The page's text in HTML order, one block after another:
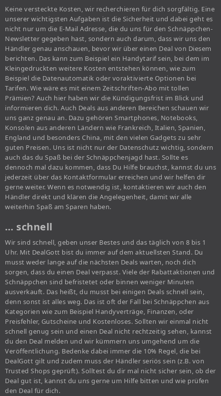
Keine versteckte Kosten, wir recherchieren für dich sorgfältig. Eine
unserer wichtigsten Aufgaben ist die Sicherheit und dabei geht es
nicht nur um die E-Mail Adresse, die du uns für den Schnäppchen-
Newsletter gegeben hast, sondern auch darum, dass wir uns den
Händler genau anschauen, bevor wir über einen Deal von Diesem
berichten. Das kann zum Beispiel ein Handytarif sein, bei dem im
Kleingedruckten weitere Kosten entstehen können, wie zum
Beispiel die Datenautomatik oder voraktivierte Optionen bei
Tarifen. Wie wäre es mit einem Zeitschriften-Abo mit tollen
Prämien? Auch hier haben wir die Kündigungsfrist im Blick und
informieren dich. Auch Deals aus anderen Bereichen schauen wir
uns ganz genau an. Dazu gehören Smartphones, Notebooks,
Konsolen aus anderen Ländern wie Frankreich, Italien, Spanien,
England und besonders China, mit den vielen Gadgets zu sehr
guten Preisen. Uns ist nicht nur der Datenschutz wichtig, sondern
auch das du Spaß bei der Schnäppchenjagd hast. Sollte es
dennoch mal dazu kommen, dass Du Hilfe brauchst, kannst du uns
jederzeit über das Kontaktformular erreichen und wir helfen dir
gerne weiter. Wenn es notwendig ist, kontaktieren wir auch den
Händler direkt und klären die Angelegenheit, damit wir alle
weiterhin Spaß am Sparen haben.
… schnell
Wir sind schnell, geben unser Bestes und das täglich von 8 bis 1
Uhr. Mit DealGott bist du immer auf dem aktuellsten Stand. Du
musst weder lange auf die nächsten Deals warten, noch dich
sorgen, dass du einen Deal verpasst. Viele der Rabattaktionen und
Schnäppchen sind befristetet oder binnen weniger Minuten
ausverkauft. Das heißt, du musst bei einigen Deals schnell sein,
denn sonst ist alles weg. Das ist oft der Fall bei Schnäppchen aus
Kategorien wie zum Beispiel Handyverträge, Finanzen, oder
Preisfehler, Gutscheine und Kostenloses. Sollten wir einmal nicht
schnell genug sein und einen Deal nicht rechtzeitig sehen, kannst
du den Deal melden und wir kümmern uns umgehend um die
Veröffentlichung. Bedenke dabei immer die 10% Regel, die bei
DealGott gilt und zudem muss der Händler seriös sein (z.B. von
Trusted Shops geprüft). Solltest du dir mal nicht sicher sein, ob der
Deal gut ist, kannst du uns gerne um Hilfe bitten und wie prüfen
den Deal für dich.